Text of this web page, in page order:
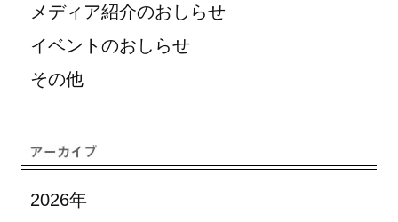
メディア紹介のおしらせ
イベントのおしらせ
その他
2026年